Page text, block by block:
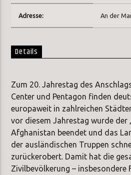
Adresse: An der
Details
Zum 20. Jahrestag des
Center und Pentagon finden
europaweit in zahlreichen
vor diesem Jahrestag wurde der
Afghanistan beendet und das
der ausländischen Truppen
zurückerobert. Damit hat die
Zivilbevölkerung – insbesondere